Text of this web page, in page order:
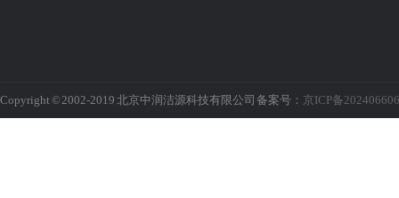
Copyright © 2002-2019 北京中润洁源科技有限公司 备案号： 京ICP备